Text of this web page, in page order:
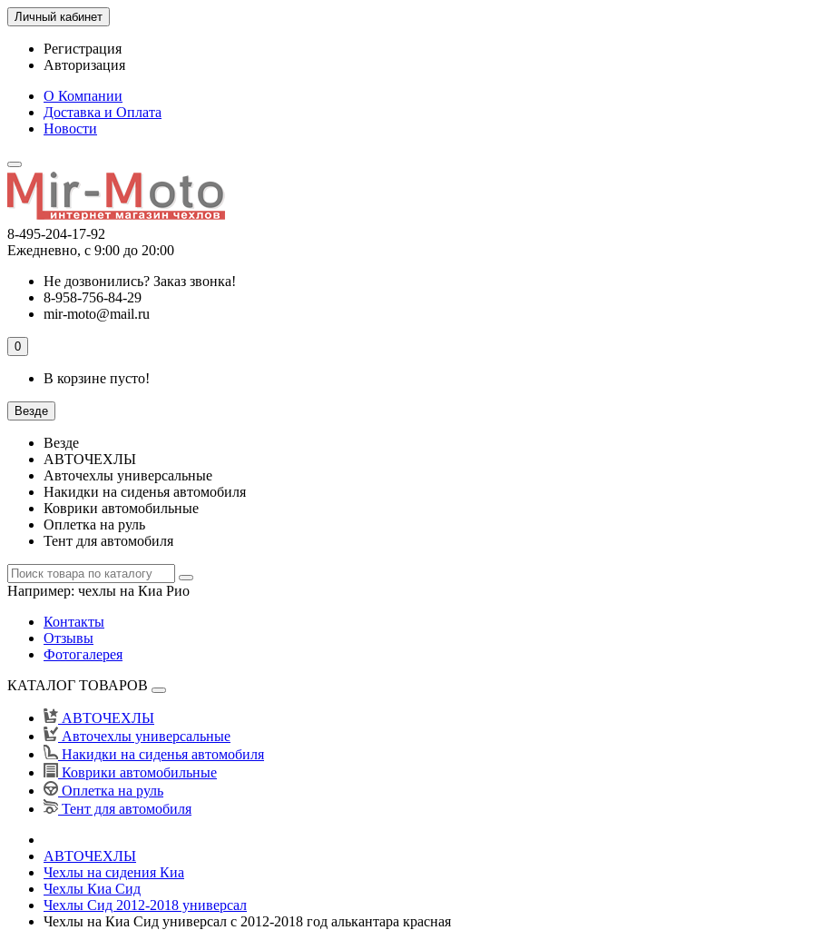
Личный кабинет
Регистрация
Авторизация
О Компании
Доставка и Оплата
Новости
8-495-204-17-92
Ежедневно, с 9:00 до 20:00
Не дозвонились? Заказ звонка!
8-958-756-84-29
mir-moto@mail.ru
0
В корзине пусто!
Везде
Везде
АВТОЧЕХЛЫ
Авточехлы универсальные
Накидки на сиденья автомобиля
Коврики автомобильные
Оплетка на руль
Тент для автомобиля
Например: чехлы на Киа Рио
Контакты
Отзывы
Фотогалерея
КАТАЛОГ ТОВАРОВ
АВТОЧЕХЛЫ
Авточехлы универсальные
Накидки на сиденья автомобиля
Коврики автомобильные
Оплетка на руль
Тент для автомобиля
АВТОЧЕХЛЫ
Чехлы на сидения Киа
Чехлы Киа Сид
Чехлы Сид 2012-2018 универсал
Чехлы на Киа Сид универсал с 2012-2018 год алькантара красная